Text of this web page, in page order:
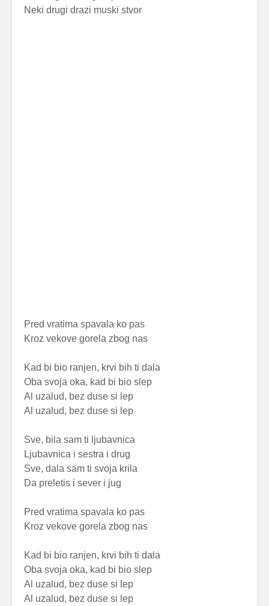
Neki drugi drazi muski stvor
Pred vratima spavala ko pas
Kroz vekove gorela zbog nas
Kad bi bio ranjen, krvi bih ti dala
Oba svoja oka, kad bi bio slep
Al uzalud, bez duse si lep
Al uzalud, bez duse si lep
Sve, bila sam ti ljubavnica
Ljubavnica i sestra i drug
Sve, dala sam ti svoja krila
Da preletis i sever i jug
Pred vratima spavala ko pas
Kroz vekove gorela zbog nas
Kad bi bio ranjen, krvi bih ti dala
Oba svoja oka, kad bi bio slep
Al uzalud, bez duse si lep
Al uzalud, bez duse si lep